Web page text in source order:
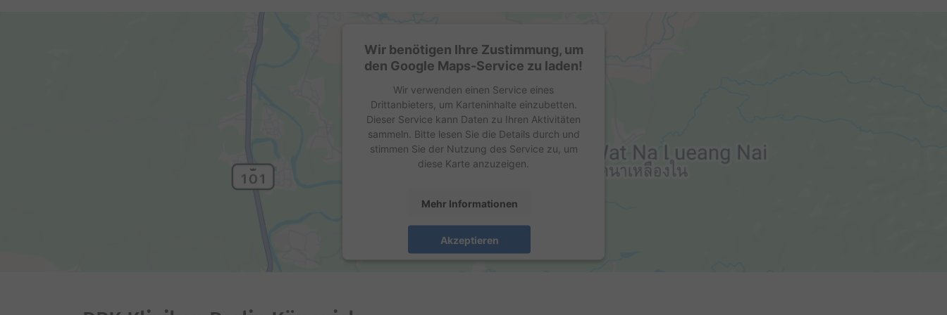
Wir benötigen Ihre Zustimmung, um
den Google Maps-Service zu laden!
Wir verwenden einen Service eines
Drittanbieters, um Karteninhalte einzubetten.
Dieser Service kann Daten zu Ihren Aktivitäten
sammeln. Bitte lesen Sie die Details durch und
stimmen Sie der Nutzung des Service zu, um
diese Karte anzuzeigen.
Mehr Informationen
Akzeptieren